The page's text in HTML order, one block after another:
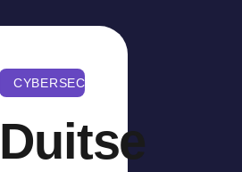
CYBERSECURITY
Duitse